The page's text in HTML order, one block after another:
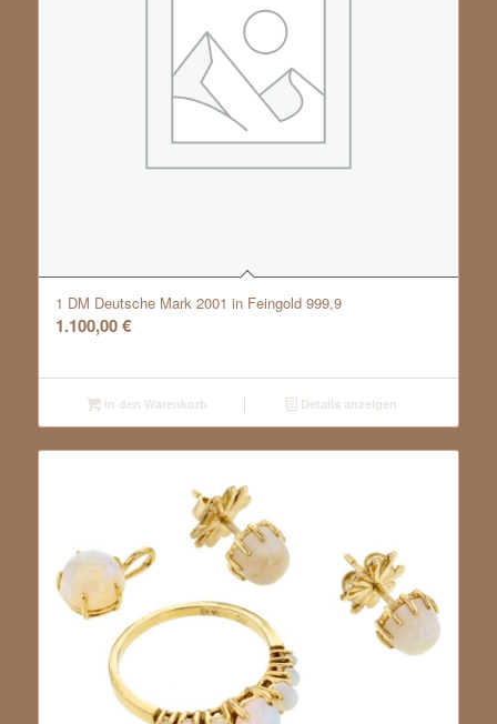
1 DM Deutsche Mark 2001 in Feingold 999,9
1.100,00€
In den Warenkorb Details anzeigen